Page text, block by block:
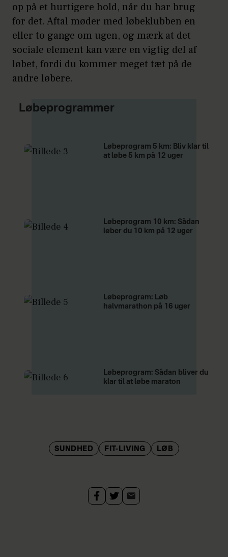
op på et hurtigere hold, når du har brug
for det. Aftal møder med løbeklubben en
eller to gange om ugen, og mærk at det
sociale element kan være en vigtig del af
løbet, fordi du kommer meget tæt på de
andre løbere.
Løbeprogrammer
Løbeprogram 5 km: Bliv klar til
at løbe 5 km på 12 uger
Løbeprogram 10 km: Sådan
løber du 10 km på 12 uger
Løbeprogram: Løb
halvmarathon på 16 uger
Løbeprogram: Sådan bliver du
klar til at løbe maraton
SUNDHED FIT-LIVING LØB